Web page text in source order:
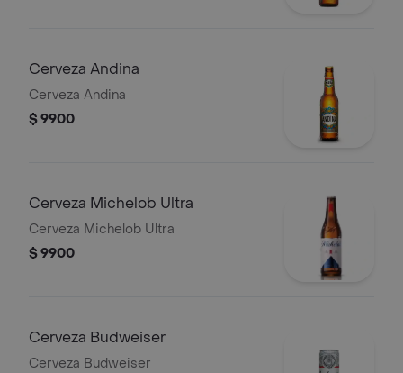
Cerveza Andina
Cerveza Andina
$ 9900
Cerveza Michelob Ultra
Cerveza Michelob Ultra
$ 9900
Cerveza Budweiser
Cerveza Budweiser